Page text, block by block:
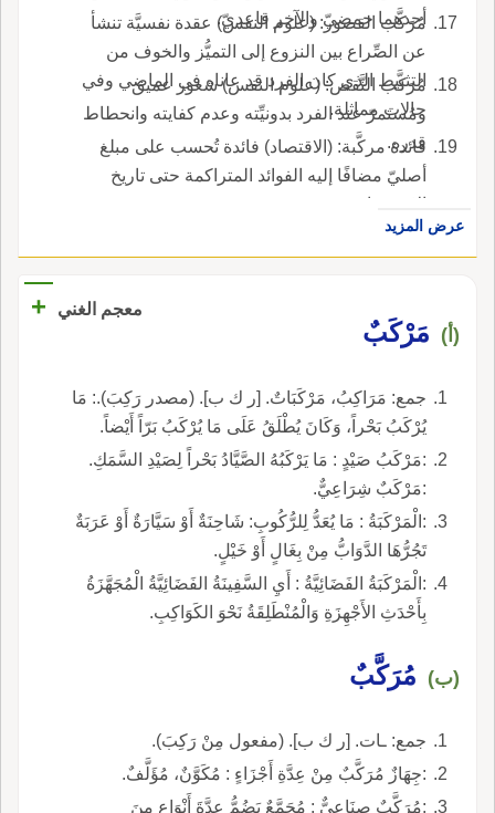
أحدهما حمضيّ والآخر قاعديّ.
مُرَكَّب القصور: (علوم النفس) عقدة نفسيَّة تنشأ
عن الصِّراع بين النزوع إلى التميُّز والخوف من
التثبيط الذي كان الفرد قد عاناه في الماضي وفي
حالات مماثلة.
مُرَكَّب النَّقص: (علوم النفس) شعور عميق
ومُستمرّ عند الفرد بدونيِّته وعدم كفايته وانحطاط
قدره.
فائدة مركَّبة: (الاقتصاد) فائدة تُحسب على مبلغ
أصليّ مضافًا إليه الفوائد المتراكمة حتى تاريخ
الاستحقاق.
عرض المزيد
معجم الغني +
(أ) مَرْكَبٌ
جمع: مَرَاكِبُ، مَرْكَبَاتٌ. [ر ك ب]. (مصدر رَكِبَ).: مَا
يُرْكَبُ بَحْراً، وَكَانَ يُطْلَقُ عَلَى مَا يُرْكَبُ بَرّاً أَيْضاً.
:مَرْكَبُ صَيْدٍ : مَا يَرْكَبُهُ الصَّيَّادُ بَحْراً لِصَيْدِ السَّمَكِ.
:مَرْكَبٌ شِرَاعِيٌّ.
:الْمَرْكَبَةُ : مَا يُعَدُّ لِلرُّكُوبِ: شَاحِنَةٌ أَوْ سَيَّارَةٌ أَوْ عَرَبَةٌ
تَجُرُّهَا الدَّوَابُّ مِنْ بِغَالٍ أَوْ خَيْلٍ.
:الْمَرْكَبَةُ الفَضَائِيَّةُ : أَيِ السَّفِينَةُ الفَضَائِيَّةُ الْمُجَهَّزَةُ
بِأَحْدَثِ الأَجْهِزَةِ وَالْمُنْطَلِقَةُ نَحْوَ الكَوَاكِبِ.
(ب) مُرَكَّبٌ
جمع: ـات. [ر ك ب]. (مفعول مِنْ رَكِبَ).
:جِهَازٌ مُرَكَّبٌ مِنْ عِدَّةِ أَجْزَاءٍ : مُكَوَّنٌ، مُؤَلَّفٌ.
:مُرَكَّبٌ صِنَاعِيٌّ : مُجَمَّعٌ يَضُمُّ عِدَّةَ أَنْوَاعٍ مِنَ